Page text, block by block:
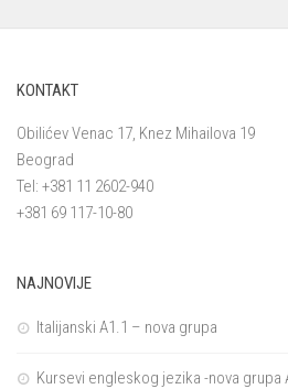
KONTAKT
Obilićev Venac 17, Knez Mihailova 19
Beograd
Tel: +381 11 2602-940
+381 69 117-10-80
NAJNOVIJE
Italijanski A1.1 – nova grupa
Kursevi engleskog jezika -nova grupa